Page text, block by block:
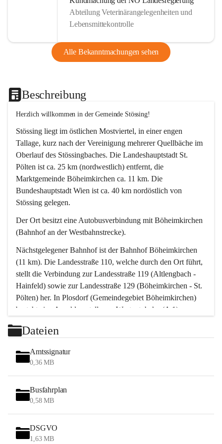
Abteilung Veterinärangelegenheiten und
Lebensmittekontrolle
Alle Bekanntmachungen sehen
Beschreibung
Herzlich willkommen in der Gemeinde Stössing!
Stössing liegt im östlichen Mostviertel, in einer engen
Tallage, kurz nach der Vereinigung mehrerer Quellbäche im
Oberlauf des Stössingbaches. Die Landeshauptstadt St.
Pölten ist ca. 25 km (nordwestlich) entfernt, die
Marktgemeinde Böheimkirchen ca. 11 km. Die
Bundeshauptstadt Wien ist ca. 40 km nordöstlich von
Stössing gelegen.
Der Ort besitzt eine Autobusverbindung mit Böheimkirchen
(Bahnhof an der Westbahnstrecke).
Nächstgelegener Bahnhof ist der Bahnhof Böheimkirchen
(11 km). Die Landesstraße 110, welche durch den Ort führt,
stellt die Verbindung zur Landesstraße 119 (Altlengbach -
Hainfeld) sowie zur Landesstraße 129 (Böheimkirchen - St.
Pölten) her. In Plosdorf (Gemeindegebiet Böheimkirchen)
besteht eine Anschlussstelle zur Westautobahn (A 1).
Wien erreicht man in ca. 45 Minuten.
Stössing zählt noch zum Naherholungsraum Wien sowie
zum Naherholungsraum St. Pölten. Viele Bauernhöfe hatten
„ihre Wiener“. Seit 1960 bauten viele Wiener
Wochenendhäuser im Gemeindegebiet. Wegen des
waldreichen Jagdgebietes haben viele Jagdpächter ihre
Das Wandern ist aus touristischer Sicht die bedeutendste
Tätigkeit. Das hügelige Gebiet mit Wanderwegen durch
Dateien
Amtssignatur
0,36 MB
Busfahrplan
0,58 MB
DSGVO
1,63 MB